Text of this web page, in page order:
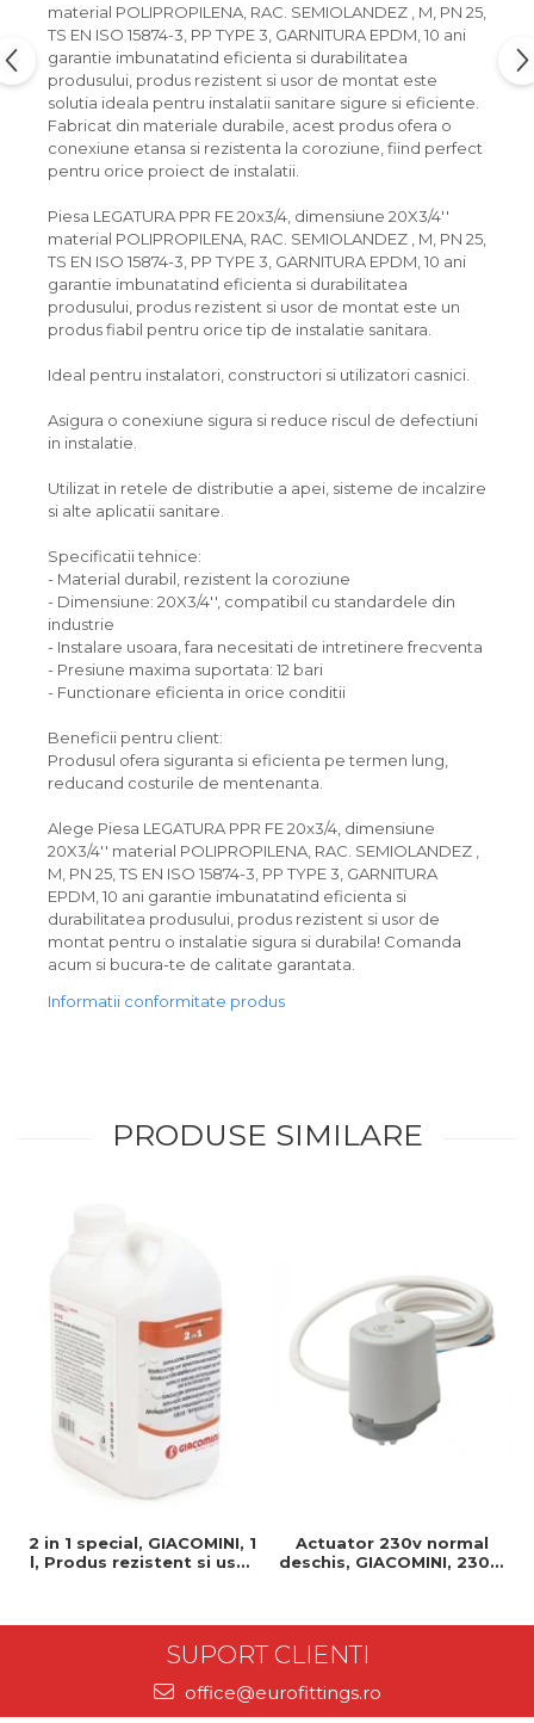
material POLIPROPILENA, RAC. SEMIOLANDEZ , M, PN 25,
TS EN ISO 15874-3, PP TYPE 3, GARNITURA EPDM, 10 ani
garantie imbunatatind eficienta si durabilitatea
produsului, produs rezistent si usor de montat este
solutia ideala pentru instalatii sanitare sigure si eficiente.
Fabricat din materiale durabile, acest produs ofera o
conexiune etansa si rezistenta la coroziune, fiind perfect
pentru orice proiect de instalatii.
Piesa LEGATURA PPR FE 20x3/4, dimensiune 20X3/4''
material POLIPROPILENA, RAC. SEMIOLANDEZ , M, PN 25,
TS EN ISO 15874-3, PP TYPE 3, GARNITURA EPDM, 10 ani
garantie imbunatatind eficienta si durabilitatea
produsului, produs rezistent si usor de montat este un
produs fiabil pentru orice tip de instalatie sanitara.
Ideal pentru instalatori, constructori si utilizatori casnici.
Asigura o conexiune sigura si reduce riscul de defectiuni
in instalatie.
Utilizat in retele de distributie a apei, sisteme de incalzire
si alte aplicatii sanitare.
Specificatii tehnice:
- Material durabil, rezistent la coroziune
- Dimensiune: 20X3/4'', compatibil cu standardele din
industrie
- Instalare usoara, fara necesitati de intretinere frecventa
- Presiune maxima suportata: 12 bari
- Functionare eficienta in orice conditii
Beneficii pentru client:
Produsul ofera siguranta si eficienta pe termen lung,
reducand costurile de mentenanta.
Alege Piesa LEGATURA PPR FE 20x3/4, dimensiune
20X3/4'' material POLIPROPILENA, RAC. SEMIOLANDEZ ,
M, PN 25, TS EN ISO 15874-3, PP TYPE 3, GARNITURA
EPDM, 10 ani garantie imbunatatind eficienta si
durabilitatea produsului, produs rezistent si usor de
montat pentru o instalatie sigura si durabila! Comanda
acum si bucura-te de calitate garantata.
Informatii conformitate produs
PRODUSE SIMILARE
2 in 1 special, GIACOMINI, 1
l, Produs rezistent si usor
Actuator 230v normal
deschis, GIACOMINI, 230v,
SUPORT CLIENTI
office@eurofittings.ro